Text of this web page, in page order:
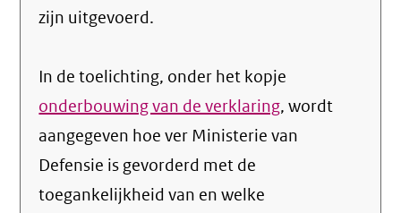
zijn uitgevoerd.
In de toelichting, onder het kopje
onderbouwing van de verklaring, wordt
aangegeven hoe ver Ministerie van
Defensie is gevorderd met de
toegankelijkheid van en welke